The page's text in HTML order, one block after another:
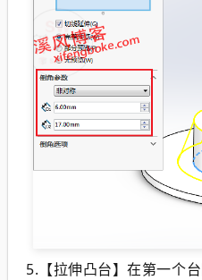
5.【拉伸凸台】在第一个